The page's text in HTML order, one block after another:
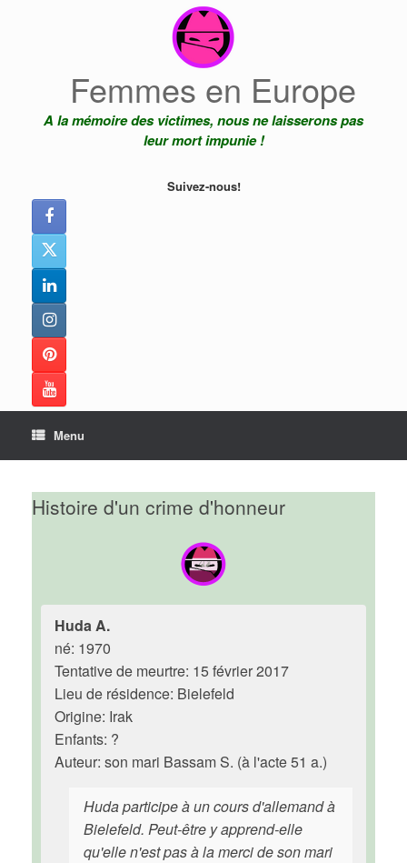
Femmes en Europe
A la mémoire des victimes, nous ne laisserons pas
leur mort impunie !
Suivez-nous!
Menu
Histoire d'un crime d'honneur
Huda A.
né: 1970
Tentative de meurtre: 15 février 2017
Lieu de résidence: Bielefeld
Origine: Irak
Enfants: ?
Auteur: son mari Bassam S. (à l'acte 51 a.)
Huda participe à un cours d'allemand à
Bielefeld. Peut-être y apprend-elle
qu'elle n'est pas à la merci de son mari